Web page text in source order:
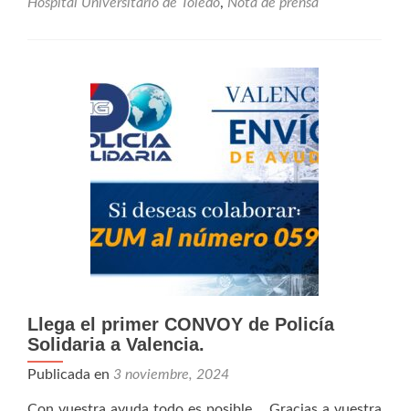
Llega el primer CONVOY de Policía
Solidaria a Valencia.
Publicada en 3 noviembre, 2024